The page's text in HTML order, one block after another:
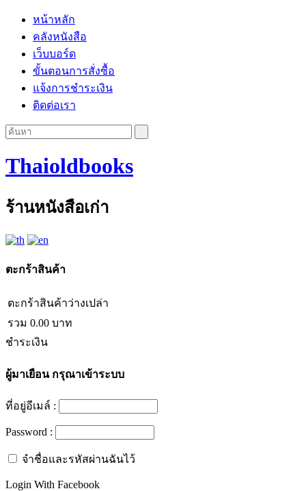
หน้าหลัก
คลังหนังสือ
เว็บบอร์ด
ขั้นตอนการสั่งซื้อ
แจ้งการชำระเงิน
ติดต่อเรา
Thaioldbooks
ร้านหนังสือเก่า
ตะกร้าสินค้า
ตะกร้าสินค้าว่างเปล่า
รวม 0.00 บาท
ชำระเงิน
ผู้มาเยือนกรุณาเข้าระบบ
ที่อยู่อีเมล์ :
Password :
จำชื่อและรหัสผ่านฉันไว้
Login With Facebook